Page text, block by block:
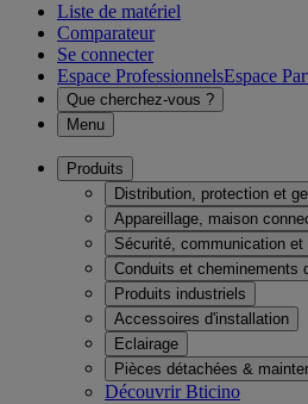
Liste de matériel
Comparateur
Se connecter
Espace ProfessionnelsEspace
Que cherchez-vous ?
Menu
Produits
Distribution, protection et
Appareillage, maison
Sécurité, communication et
Conduits et cheminements
Produits industriels
Accessoires d'installation
Eclairage
Pièces détachées &
Découvrir Bticino